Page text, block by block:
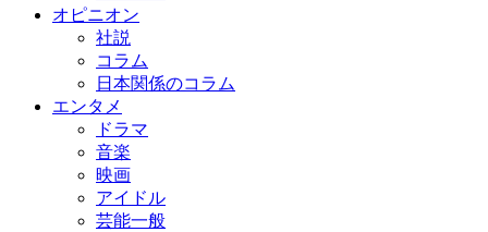
オピニオン
社説
コラム
日本関係のコラム
エンタメ
ドラマ
音楽
映画
アイドル
芸能一般